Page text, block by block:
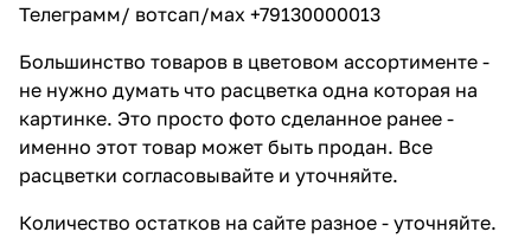
Телеграмм/ вотсап/мах +79130000013
Большинство товаров в цветовом ассортименте -
не нужно думать что расцветка одна которая на
картинке. Это просто фото сделанное ранее -
именно этот товар может быть продан. Все
расцветки согласовывайте и уточняйте.
Количество остатков на сайте разное - уточняйте.